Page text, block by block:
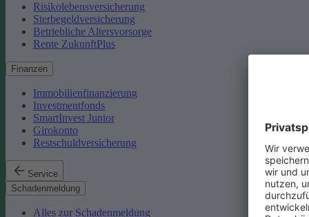
Risikolebensversicherung
Sterbegeldversicherung
Betriebliche Altersvorsorge
Rente ZukunftPlus
Finanzen
Immobilienfinanzierung
Investmentfonds
SmartInvest Junior
Girokonto
Restschuldversicherung
Service
Schadenmeldung
Alles zur Schadenmeldung